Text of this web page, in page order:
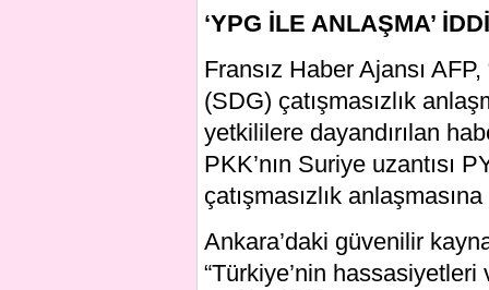
‘YPG İLE ANLAŞMA’
Fransız Haber Ajansı
(SDG) çatışmasızlık
yetkililere dayandırılan
PKK’nın Suriye uzantısı
çatışmasızlık
Ankara’daki güvenilir
“Türkiye’nin hassasiyetleri